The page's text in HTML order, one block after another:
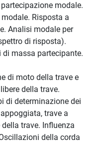
modale.
Risposta a
Analisi modale per
di risposta).
di massa partecipante.
di moto della trave e
della trave.
di determinazione dei
trave a
trave. Influenza
della corda